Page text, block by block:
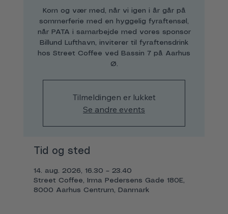
Kom og vær med, når vi igen i år går på
sommerferie med en hyggelig fyraftensøl,
når PATA i samarbejde med vores sponsor
Billund Lufthavn, inviterer til fyraftensdrink
hos Street Coffee ved Bassin 7 på Aarhus
Ø.
Tilmeldingen er lukket
Se andre events
Tid og sted
14. aug. 2026, 16.30 – 23.40
Street Coffee, Irma Pedersens Gade 180E,
8000 Aarhus Centrum, Danmark